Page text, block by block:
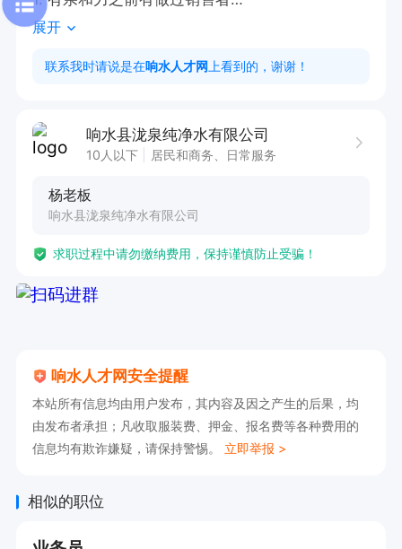
2.上班时间长白班八小时左右 可自由安排
明确且具有挑战性，要求任职者充分发挥销售经
固客户关系。任职要求着重强调沟通与抗压能力，
得佳绩。期待有志于在该领域施展拳脚的销售人才
踊跃加入，一同开启业务拓展新篇章。
展开
联系我时请说是在响水人才网 上看到的，谢谢！
响水县泷泉纯净水有限公司
10人以下 居民和商务、日常服务
杨老板
响水县泷泉纯净水有限公司
求职过程中请勿缴纳费用，保持谨慎防止受骗！
响水人才网安全提醒
本站所有信息均由用户发布，其内容及因之产生的后果，均
由发布者承担；凡收取服装费、押金、报名费等各种费用的
信息均有欺诈嫌疑，请保持警惕。 立即举报 >
相似的职位